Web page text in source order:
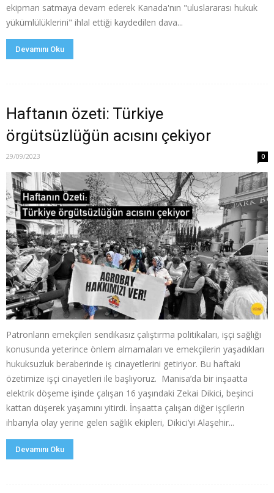
ekipman satmaya devam ederek Kanada'nın "uluslararası hukuk
yükümlülüklerini" ihlal ettiği kaydedilen dava...
Devamını Oku
Haftanın özeti: Türkiye
örgütsüzlüğün acısını çekiyor
29/09/2023 0
Patronların emekçileri sendikasız çalıştırma politikaları, işçi sağlığı
konusunda yeterince önlem almamaları ve emekçilerin yaşadıkları
hukuksuzluk beraberinde iş cinayetlerini getiriyor. Bu haftaki
özetimize işçi cinayetleri ile başlıyoruz. Manisa’da bir inşaatta
elektrik döşeme işinde çalışan 16 yaşındaki Zekai Dikici, beşinci
kattan düşerek yaşamını yitirdi. İnşaatta çalışan diğer işçilerin
ihbarıyla olay yerine gelen sağlık ekipleri, Dikici’yi Alaşehir...
Devamını Oku